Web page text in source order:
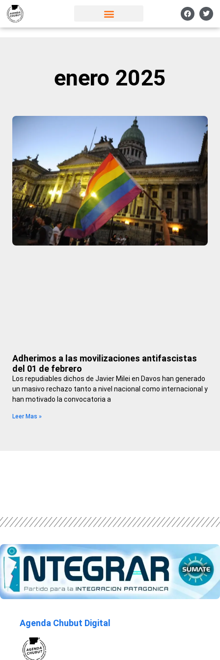
enero 2025
Adherimos a las movilizaciones antifascistas
del 01 de febrero
Los repudiables dichos de Javier Milei en Davos han generado
un masivo rechazo tanto a nivel nacional como internacional y
han motivado la convocatoria a
Leer Mas »
Agenda Chubut Digital